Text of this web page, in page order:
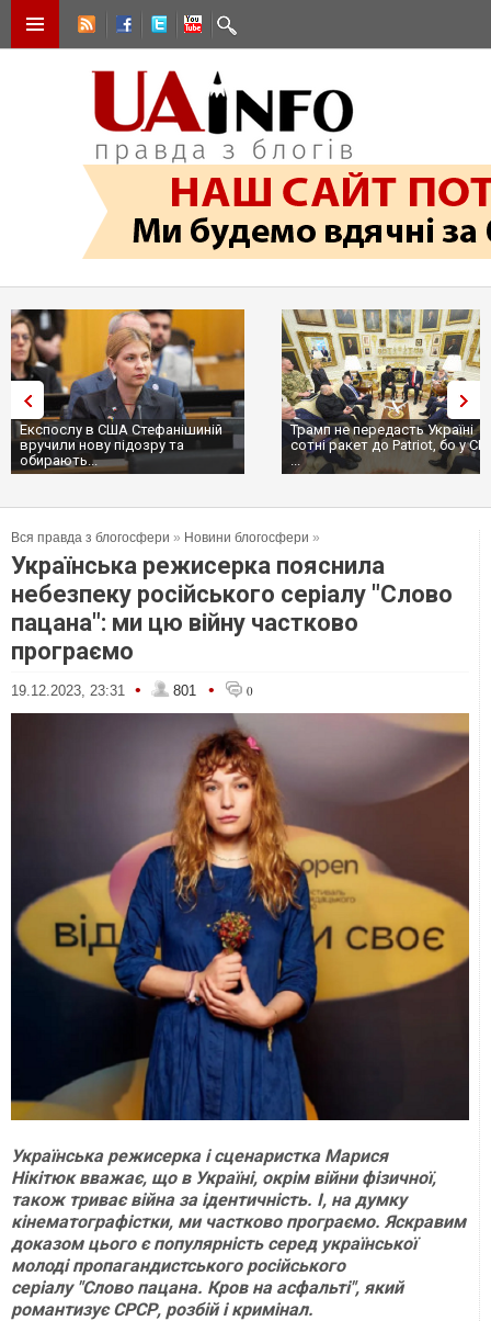
Експослу в США Стефанішиній
вручили нову підозру та
обирають...
Трамп не передасть Україні
сотні ракет до Patriot, бо у
...
Вся правда з блогосфери » Новини блогосфери »
Українська режисерка пояснила
небезпеку російського серіалу "Слово
пацана": ми цю війну частково
програємо
19.12.2023, 23:31 • 801 • 0
Українська режисерка і сценаристка Марися
Нікітюк вважає, що в Україні, окрім війни фізичної,
також триває війна за ідентичність. І, на думку
кінематографістки, ми частково програємо. Яскравим
доказом цього є популярність серед української
молоді пропагандистського російського
серіалу "Слово пацана. Кров на асфальті", який
романтизує СРСР, розбій і кримінал.